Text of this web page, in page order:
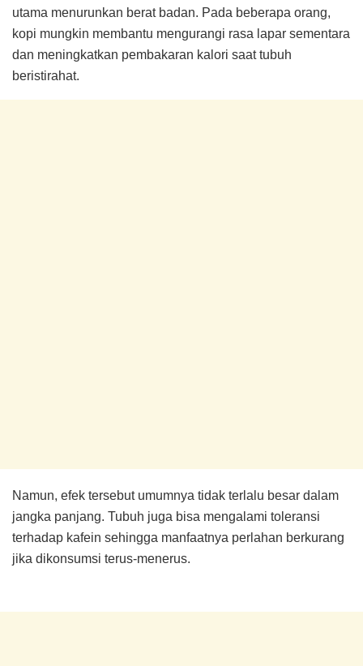
utama menurunkan berat badan. Pada beberapa orang,
kopi mungkin membantu mengurangi rasa lapar sementara
dan meningkatkan pembakaran kalori saat tubuh
beristirahat.
Namun, efek tersebut umumnya tidak terlalu besar dalam
jangka panjang. Tubuh juga bisa mengalami toleransi
terhadap kafein sehingga manfaatnya perlahan berkurang
jika dikonsumsi terus-menerus.